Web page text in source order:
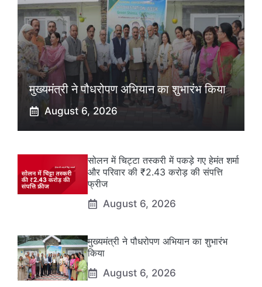
मुख्यमंत्री ने पौधरोपण अभियान का शुभारंभ किया
August 6, 2026
सोलन में चिट्टा तस्करी में पकड़े गए हेमंत शर्मा
और परिवार की ₹2.43 करोड़ की संपत्ति
फ्रीज
August 6, 2026
मुख्यमंत्री ने पौधरोपण अभियान का शुभारंभ
किया
August 6, 2026